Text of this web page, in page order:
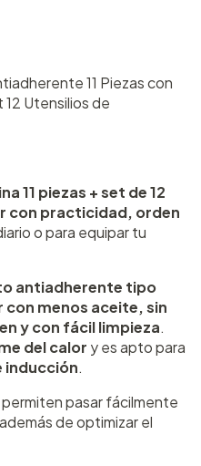
11 Piezas con
Utensilios de
11 piezas + set de 12
con practicidad, orden
o para equipar tu
antiadherente tipo
con menos aceite, sin
y con fácil limpieza.
del calor y es apto para
inducción.
permiten pasar fácilmente
de optimizar el